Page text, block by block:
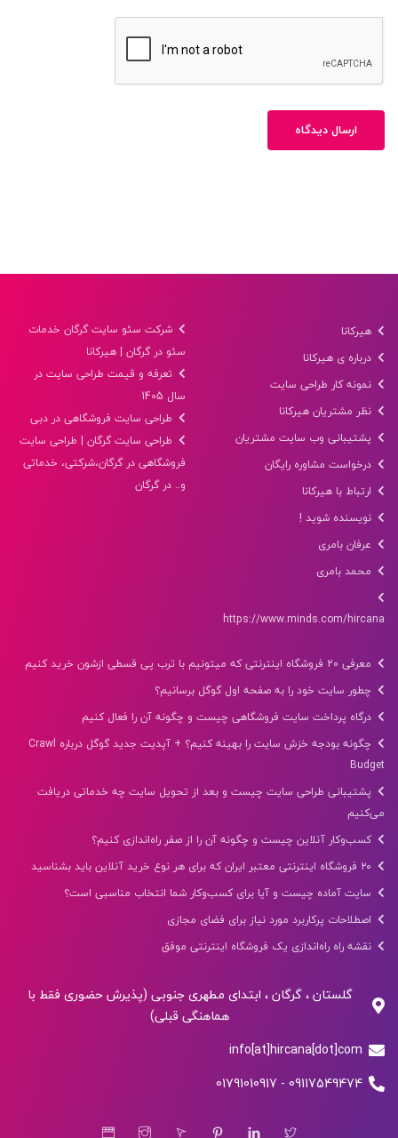
ارسال دیدگاه
هیرکانا
درباره ی هیرکانا
نمونه کار طراحی سایت
نظر مشتریان هیرکانا
پشتیبانی وب سایت مشتریان
درخواست مشاوره رایگان
ارتباط با هیرکانا
نویسنده شوید !
عرفان بامری
محمد بامری
https://www.minds.com/hircana
شرکت سئو سایت گرگان خدمات
سئو در گرگان | هیرکانا
تعرفه و قیمت طراحی سایت در
سال 1405
طراحی سایت فروشگاهی در دبی
طراحی سایت گرگان | طراحی سایت
فروشگاهی در گرگان،شرکتی، خدماتی
و.. در گرگان
معرفی 20 فروشگاه اینترنتی که میتونیم با ترب پی قسطی ازشون خرید کنیم
چطور سایت خود را به صفحه اول گوگل برسانیم؟
درگاه پرداخت سایت فروشگاهی چیست و چگونه آن را فعال کنیم
چگونه بودجه خزش سایت را بهینه کنیم؟ + آپدیت جدید گوگل درباره Crawl
Budget
پشتیبانی طراحی سایت چیست و بعد از تحویل سایت چه خدماتی دریافت
می‌کنیم
کسب‌وکار آنلاین چیست و چگونه آن را از صفر راه‌اندازی کنیم؟
سایت آماده چیست و آیا برای کسب‌وکار شما انتخاب مناسبی است؟
اصطلاحات پرکاربرد مورد نیاز برای فضای مجازی
نقشه راه راه‌اندازی یک فروشگاه اینترنتی موفق
گلستان ، گرگان ، ابتدای مطهری جنوبی (پذیرش حضوری فقط با
هماهنگی قبلی)
info[at]hircana[dot]com
09117549474 - 01791010917